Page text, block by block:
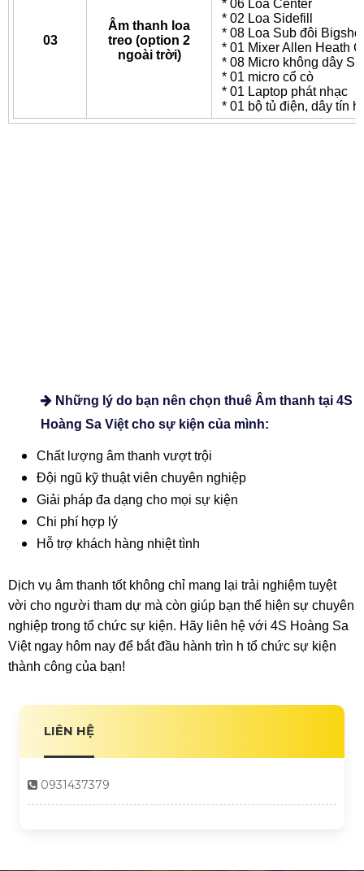
03
Âm thanh loa
treo (option 2
ngoài trời)
* 02 Loa Sidefill
* 08 Loa Sub đôi
* 01 Mixer Allen Heath
* 08 Micro không dây
* 01 micro cổ cò
* 01 Laptop phát nhạc
* 01 bộ tủ điện, dây tín
Những lý do bạn nên chọn thuê Âm thanh tại 4S
Hoàng Sa Việt cho sự kiện của mình:
Chất lượng âm thanh vượt trội
Đội ngũ kỹ thuật viên chuyên nghiệp
Giải pháp đa dạng cho mọi sự kiện
Chi phí hợp lý
Hỗ trợ khách hàng nhiệt tình
Dịch vụ âm thanh tốt không chỉ mang lại trải nghiệm tuyệt
vời cho người tham dự mà còn giúp bạn thể hiện sự chuyên
nghiệp trong tổ chức sự kiện. Hãy liên hệ với 4S Hoàng Sa
Việt ngay hôm nay để bắt đầu hành trìn h tổ chức sự kiện
thành công của bạn!
LIÊN HỆ
0931437379